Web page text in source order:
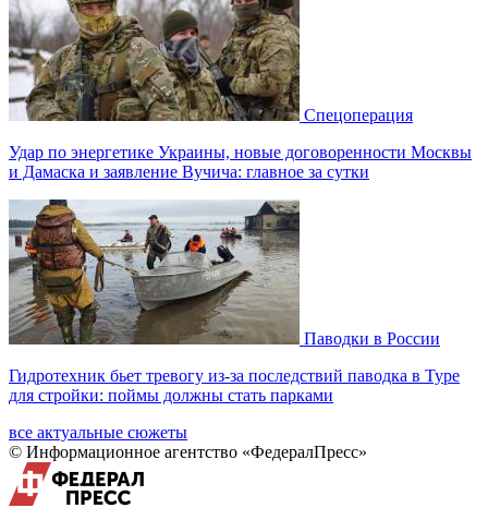
Спецоперация
Удар по энергетике Украины, новые договоренности Москвы
и Дамаска и заявление Вучича: главное за сутки
Паводки в России
Гидротехник бьет тревогу из-за последствий паводка в Туре
для стройки: поймы должны стать парками
все актуальные сюжеты
© Информационное агентство «ФедералПресс»